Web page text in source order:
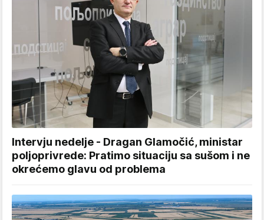
Intervju nedelje - Dragan Glamočić, ministar
poljoprivrede: Pratimo situaciju sa sušom i ne
okrećemo glavu od problema